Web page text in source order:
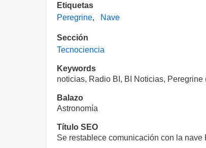
Etiquetas
Peregrine
Nave
Sección
Tecnociencia
Keywords
noticias, Radio BI, BI Noticias,
Balazo
Astronomía
Título SEO
Se restablece comunicación con la